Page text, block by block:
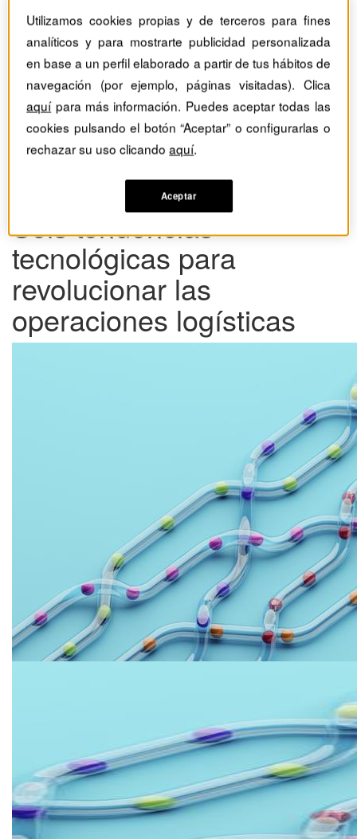
Revistas Harvard Deusto
TIC
operaciones logísticas
Seis tendencias
tecnológicas para
revolucionar las
operaciones logísticas
Utilizamos cookies propias y de terceros para fines
analíticos y para mostrarte publicidad personalizada
en base a un perfil elaborado a partir de tus hábitos de
navegación (por ejemplo, páginas visitadas). Clica
aquípara más información. Puedes aceptar todas las
cookies pulsando el botón “Aceptar” o configurarlas o
rechazar su uso clicandoaquí.
Aceptar